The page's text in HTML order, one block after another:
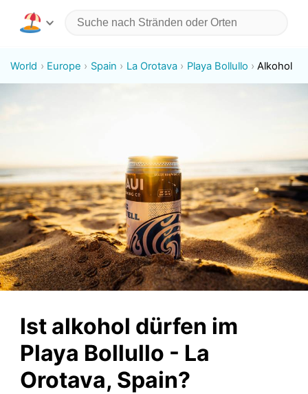
World Europe Spain La Orotava Playa Bollullo Alkohol
Ist alkohol dürfen im
Playa Bollullo - La
Orotava, Spain?